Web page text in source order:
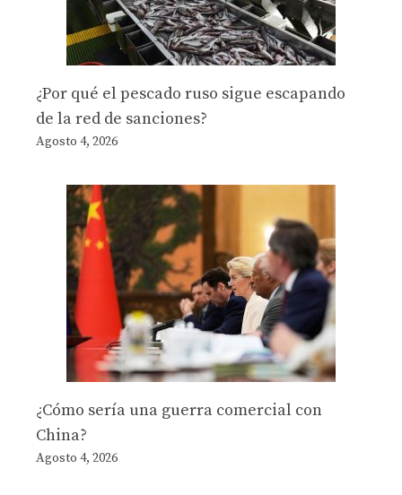
¿Por qué el pescado ruso sigue escapando
de la red de sanciones?
Agosto 4, 2026
¿Cómo sería una guerra comercial con
China?
Agosto 4, 2026